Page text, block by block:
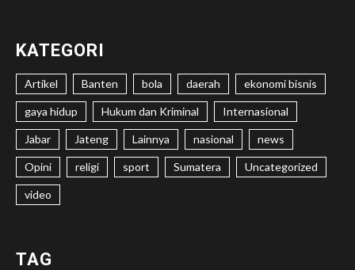
KATEGORI
Artikel Banten bola daerah ekonomi bisnis
gaya hidup Hukum dan Kriminal Internasional
Jabar Jateng Lainnya nasional news
Opini religi sport Sumatera Uncategorized
video
TAG